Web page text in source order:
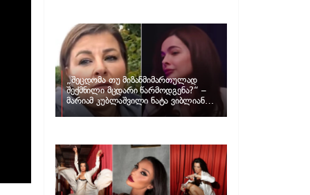
„შეცდომა თუ მიზანმიმართულად
შექმნილი მცდარი წარმოდგენა?“ –
მარიამ კუბლაშვილი ნატა ვიბლიანის
საქმეზე ვიდეომიმართვას ავრცელებს